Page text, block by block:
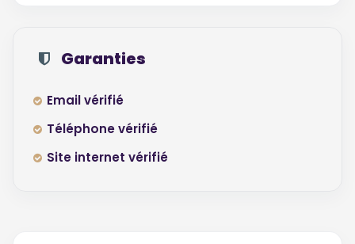
Garanties
Email vérifié
Téléphone vérifié
Site internet vérifié